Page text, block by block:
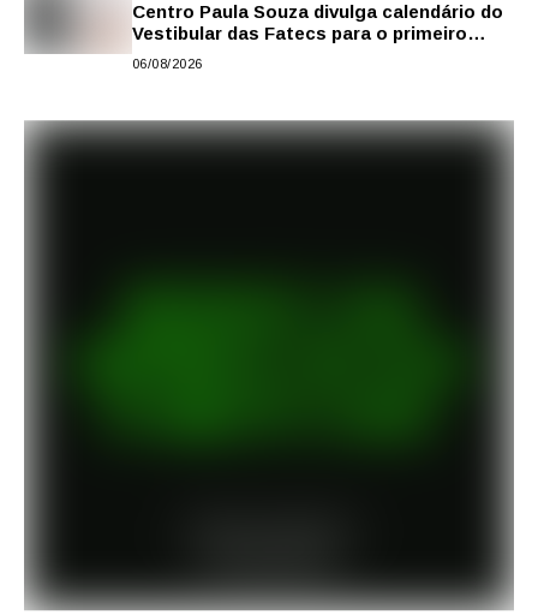
Centro Paula Souza divulga calendário do
Vestibular das Fatecs para o primeiro
semestre de 2027
06/08/2026